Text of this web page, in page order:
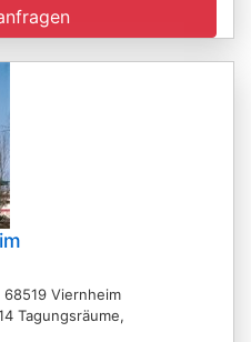
Viernheim
Tagungsräume,